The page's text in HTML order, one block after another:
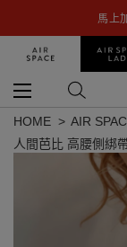
馬上
HOME AIR
人間芭比 高腰側綁